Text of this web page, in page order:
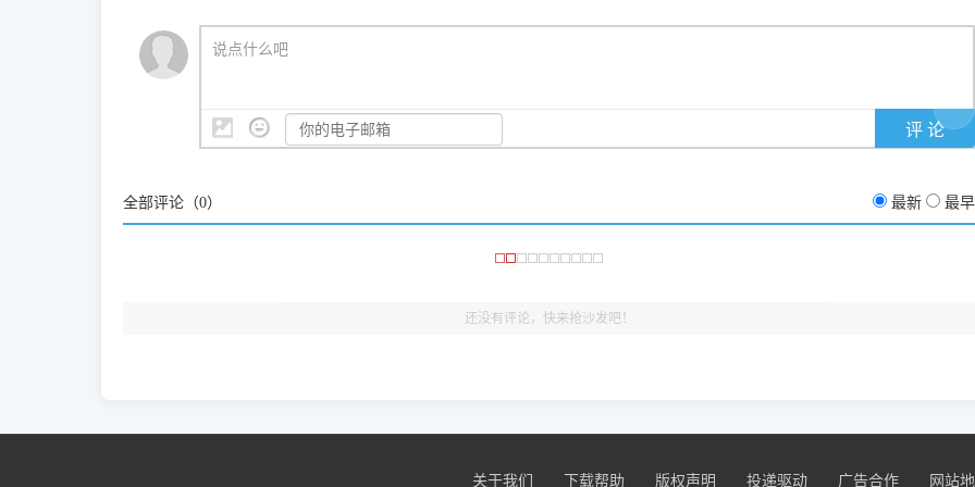
🎯 检验标准：只要驱动顺利装完，设备管理器内没有黄色感叹号，且打印测试能正常出纸，就说明已经完美兼容，无需纠
结显示名称上的细微差别。
说点什么吧
全部评论（0） 最新 最早
还没有评论，快来抢沙发吧！
关于我们 下载帮助 版权声明 投递驱动 广告合作 网站